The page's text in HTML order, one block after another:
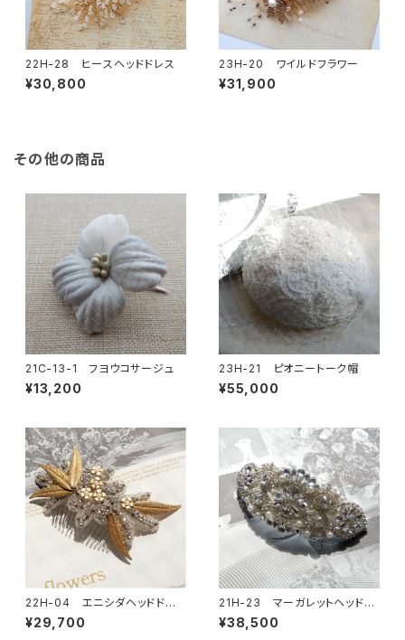
22H-28 ヒースヘッドドレス
¥30,800
23H-20 ワイルドフラワー
¥31,900
その他の商品
21C-13-1 フヨウコサージュ
¥13,200
23H-21 ピオニートーク帽
¥55,000
22H-04 エニシダヘッドドレ
ス
¥29,700
21H-23 マーガレットヘッドド
レス
¥38,500